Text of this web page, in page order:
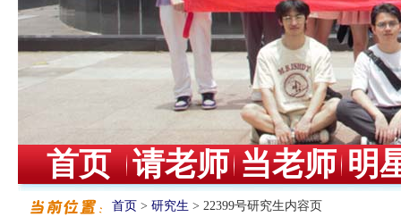
首页 请老师 当老师 明
首页 > 研究生 > 22399号研究生内容页